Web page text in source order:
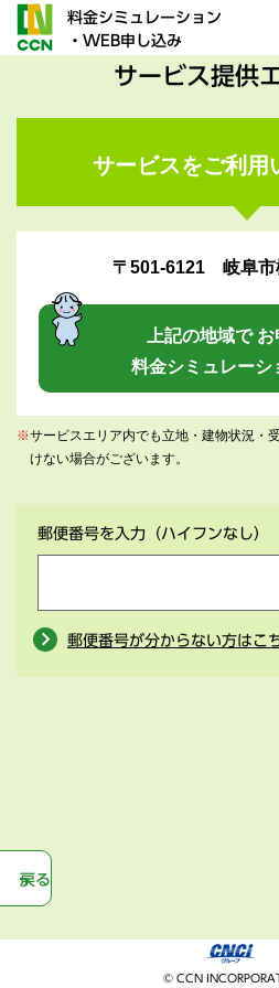
料金シミュレーション
・WEB申し込み
サービス提供
サービスをご利用
〒501-6121 岐阜市
上記の地域で
料金シミュレーシ
※サービスエリア内でも立地・建物状況・
けない場合がございます。
郵便番号を入力 （ハイフンなし）
郵便番号が分からない方はこ
戻る
© CCN